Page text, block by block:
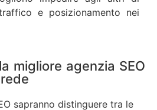
e posizionamento nei
migliore agenzia SEO
sapranno distinguere tra le